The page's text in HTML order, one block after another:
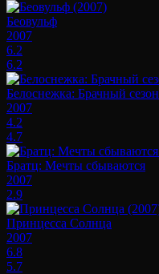
Беовульф
2007
6.2
6.2
Белоснежка: Брачный сезон
2007
4.2
4.7
Братц: Мечты сбываются
2007
2.9
Принцесса Солнца
2007
6.8
5.7